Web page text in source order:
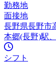
勤務地
面接地
長野県長野市
本郷(長野)駅
シフト